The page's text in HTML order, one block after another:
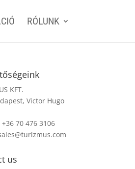
RÓLUNK
KFT.
Victor Hugo
70 476 3106
us